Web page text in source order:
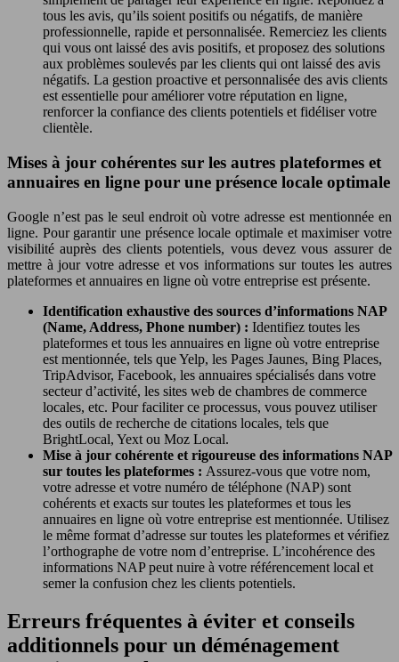
tous les avis, qu’ils soient positifs ou négatifs, de manière
professionnelle, rapide et personnalisée. Remerciez les clients
qui vous ont laissé des avis positifs, et proposez des solutions
aux problèmes soulevés par les clients qui ont laissé des avis
négatifs. La gestion proactive et personnalisée des avis clients
est essentielle pour améliorer votre réputation en ligne,
renforcer la confiance des clients potentiels et fidéliser votre
clientèle.
Mises à jour cohérentes sur les autres plateformes et
annuaires en ligne pour une présence locale optimale
Google n’est pas le seul endroit où votre adresse est mentionnée en
ligne. Pour garantir une présence locale optimale et maximiser votre
visibilité auprès des clients potentiels, vous devez vous assurer de
mettre à jour votre adresse et vos informations sur toutes les autres
plateformes et annuaires en ligne où votre entreprise est présente.
Identification exhaustive des sources d’informations NAP
(Name, Address, Phone number) : Identifiez toutes les
plateformes et tous les annuaires en ligne où votre entreprise
est mentionnée, tels que Yelp, les Pages Jaunes, Bing Places,
TripAdvisor, Facebook, les annuaires spécialisés dans votre
secteur d’activité, les sites web de chambres de commerce
locales, etc. Pour faciliter ce processus, vous pouvez utiliser
des outils de recherche de citations locales, tels que
BrightLocal, Yext ou Moz Local.
Mise à jour cohérente et rigoureuse des informations NAP
sur toutes les plateformes : Assurez-vous que votre nom,
votre adresse et votre numéro de téléphone (NAP) sont
cohérents et exacts sur toutes les plateformes et tous les
annuaires en ligne où votre entreprise est mentionnée. Utilisez
le même format d’adresse sur toutes les plateformes et vérifiez
l’orthographe de votre nom d’entreprise. L’incohérence des
informations NAP peut nuire à votre référencement local et
semer la confusion chez les clients potentiels.
Erreurs fréquentes à éviter et conseils
additionnels pour un déménagement